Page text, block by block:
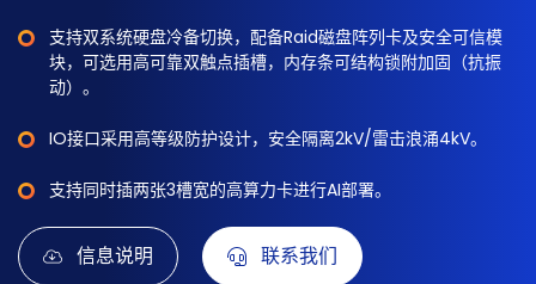
支持双系统硬盘冷备切换，配备Raid磁盘阵列卡及安全可信模
块，可选用高可靠双触点插槽，内存条可结构锁附加固（抗振
动）。
IO接口采用高等级防护设计，安全隔离2kV/雷击浪涌4kV。
支持同时插两张3槽宽的高算力卡进行AI部署。
信息说明 联系我们